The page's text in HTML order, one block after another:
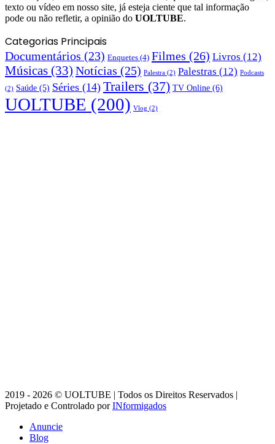
texto ou vídeo em nosso site, já esteja ciente que tal informação
pode ou não refletir, a opinião do UOLTUBE.
Categorias Principais
Documentários (23) Enquetes (4) Filmes (26) Livros (12)
Músicas (33) Notícias (25) Palestra (2) Palestras (12) Podcasts
(2) Saúde (5) Séries (14) Trailers (37) TV Online (6)
UOLTUBE (200) Vlog (2)
2019 - 2026 © UOLTUBE | Todos os Direitos Reservados |
Projetado e Controlado porINformigados
Anuncie
Blog